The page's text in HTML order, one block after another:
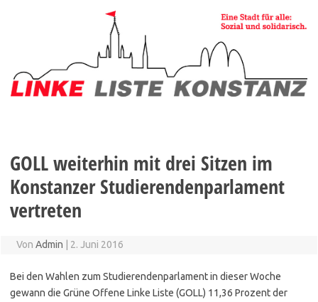
GOLL weiterhin mit drei Sitzen im
Konstanzer Studierendenparlament
vertreten
Von Admin 2. Juni 2016
Bei den Wahlen zum Studierendenparlament in dieser Woche
gewann die Grüne Offene Linke Liste (GOLL) 11,36 Prozent der